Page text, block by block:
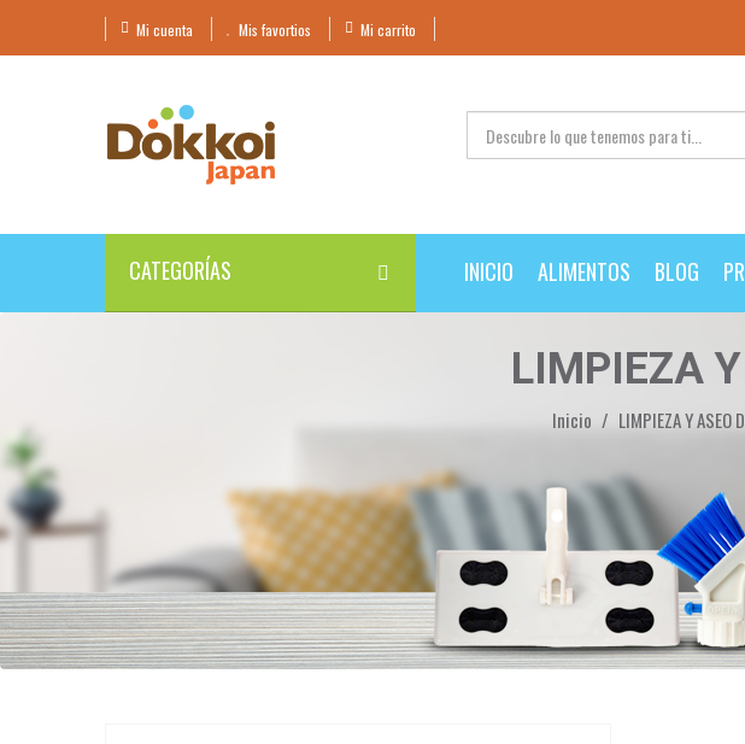
Mi cuenta Mis favortios Mi carrito
CATEGORÍAS INICIO ALIMENTOS BLOG
LIMPIEZA
Inicio LIMPIEZA Y ASEO